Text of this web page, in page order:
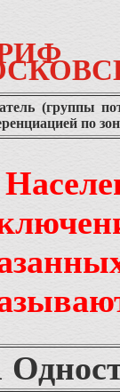
(группы
по